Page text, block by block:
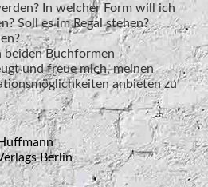
In welcher Form will ich
Soll es im Regal stehen?
beiden Buchformen
und freue mich, meinen
anbieten zu
Huffmann
Verlags Berlin